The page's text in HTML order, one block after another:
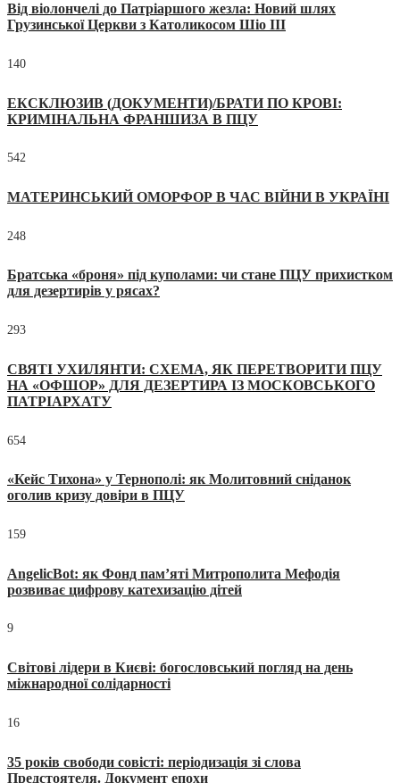
Від віолончелі до Патріаршого жезла: Новий шлях
Грузинської Церкви з Католикосом Шіо III
140
ЕКСКЛЮЗИВ (ДОКУМЕНТИ)/БРАТИ ПО КРОВІ:
КРИМІНАЛЬНА ФРАНШИЗА В ПЦУ
542
МАТЕРИНСЬКИЙ ОМОРФОР В ЧАС ВІЙНИ В УКРАЇНІ
248
Братська «броня» під куполами: чи стане ПЦУ прихистком
для дезертирів у рясах?
293
СВЯТІ УХИЛЯНТИ: СХЕМА, ЯК ПЕРЕТВОРИТИ ПЦУ
НА «ОФШОР» ДЛЯ ДЕЗЕРТИРА ІЗ МОСКОВСЬКОГО
ПАТРІАРХАТУ
654
«Кейс Тихона» у Тернополі: як Молитовний сніданок
оголив кризу довіри в ПЦУ
159
AngelicBot: як Фонд пам’яті Митрополита Мефодія
розвиває цифрову катехизацію дітей
9
Світові лідери в Києві: богословський погляд на день
міжнародної солідарності
16
35 років свободи совісті: періодизація зі слова
Предстоятеля. Документ епохи